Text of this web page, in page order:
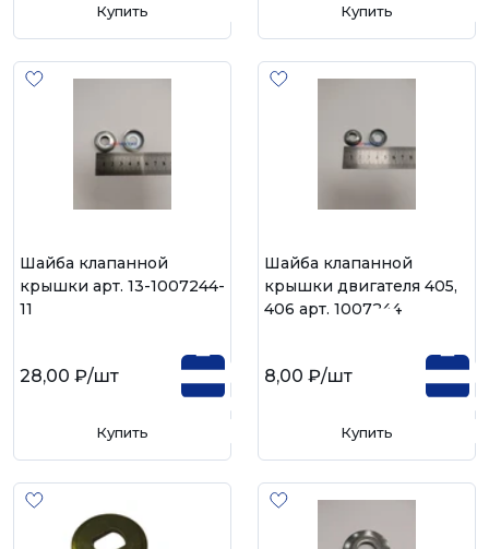
Купить Купить
Шайба клапанной
крышки арт. 13-1007244-
11
28,00 ₽/шт
Купить
Шайба клапанной
крышки двигателя 405,
406 арт. 1007244
8,00 ₽/шт
Купить